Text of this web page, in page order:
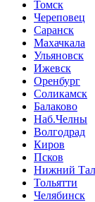
Томск
Череповец
Саранск
Махачкала
Ульяновск
Ижевск
Оренбург
Соликамск
Балаково
Наб.Челны
Волгодрад
Киров
Псков
Нижний
Тольятти
Челябинск